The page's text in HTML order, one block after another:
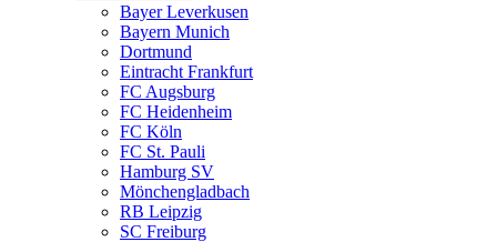
Bayer Leverkusen
Bayern Munich
Dortmund
Eintracht Frankfurt
FC Augsburg
FC Heidenheim
FC Köln
FC St. Pauli
Hamburg SV
Mönchengladbach
RB Leipzig
SC Freiburg